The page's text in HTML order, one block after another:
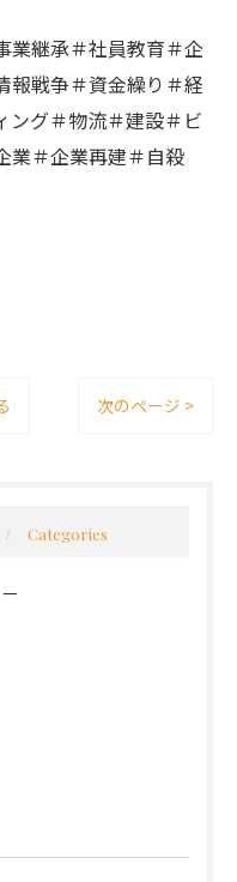
業継承＃社員教育＃企
報戦争＃資金繰り＃経
ング＃物流＃建設＃ビ
業＃企業再建＃自殺
次のページ >
Categories